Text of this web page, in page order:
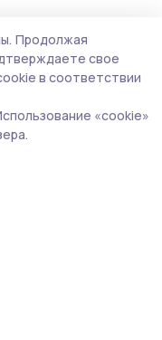
«бронзу»
и спасателей,
обязанностей,
части №3
Продолжая
свое
в соответствии
«cookie»